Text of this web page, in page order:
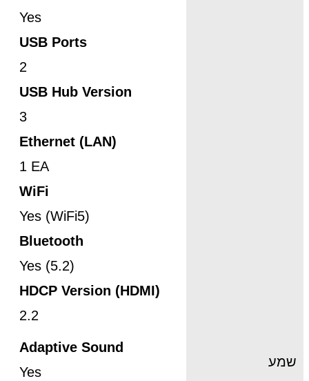
Yes
USB Ports
2
USB Hub Version
3
Ethernet (LAN)
1 EA
WiFi
Yes (WiFi5)
Bluetooth
Yes (5.2)
HDCP Version (HDMI)
2.2
שמע
Adaptive Sound
Yes